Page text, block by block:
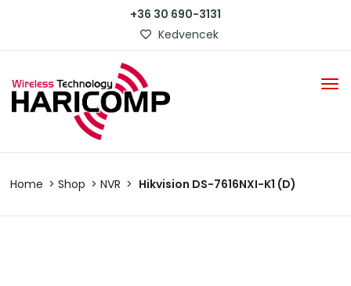
+36 30 690-3131
Kedvencek
Home Shop NVR Hikvision DS-7616NXI-K1 (D)